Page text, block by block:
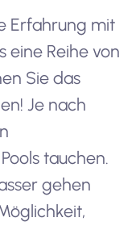
Erfahrung mit
eine Reihe von
Sie das
Je nach
tauchen.
gehen